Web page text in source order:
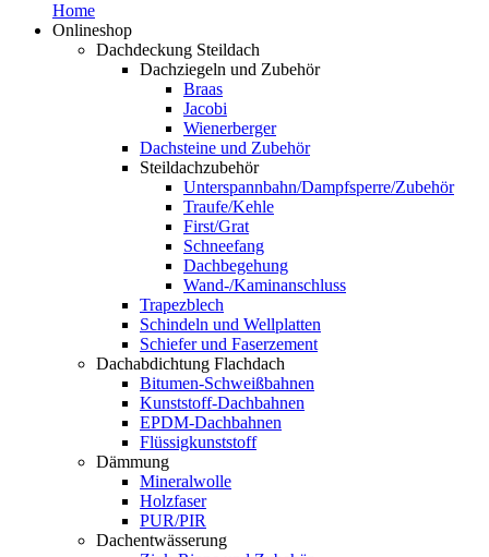
Home
Onlineshop
Dachdeckung Steildach
Dachziegeln und Zubehör
Braas
Jacobi
Wienerberger
Dachsteine und Zubehör
Steildachzubehör
Unterspannbahn/Dampfsperre/Zubehör
Traufe/Kehle
First/Grat
Schneefang
Dachbegehung
Wand-/Kaminanschluss
Trapezblech
Schindeln und Wellplatten
Schiefer und Faserzement
Dachabdichtung Flachdach
Bitumen-Schweißbahnen
Kunststoff-Dachbahnen
EPDM-Dachbahnen
Flüssigkunststoff
Dämmung
Mineralwolle
Holzfaser
PUR/PIR
Dachentwässerung